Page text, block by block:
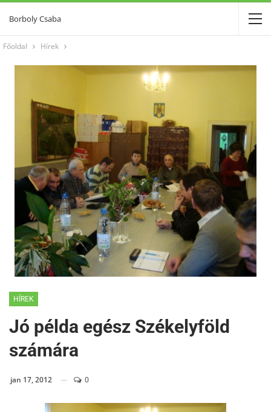
Borboly Csaba
Főoldal Hírek
HÍREK
Jó példa egész Székelyföld
számára
jan 17, 2012 0